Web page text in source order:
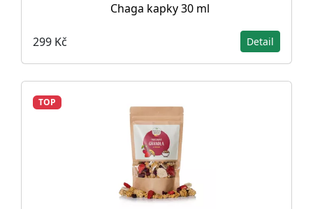
Chaga kapky 30 ml
299 Kč Detail
TOP